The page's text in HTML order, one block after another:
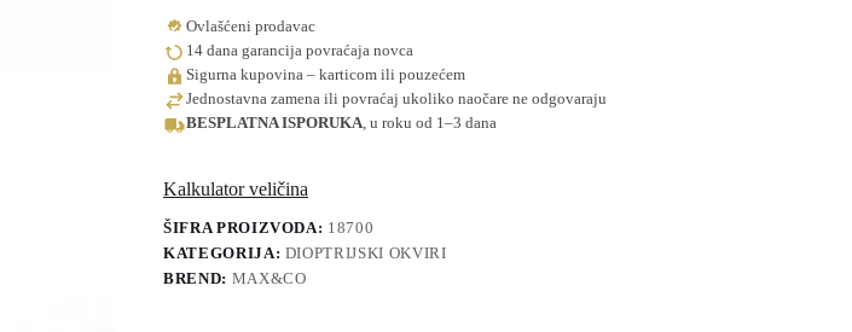
Ovlašćeni prodavac
14 dana garancija povraćaja novca
Sigurna kupovina – karticom ili pouzećem
Jednostavna zamena ili povraćaj ukoliko naočare ne odgovaraju
BESPLATNA ISPORUKA , u roku od 1–3 dana
Kalkulator veličina
ŠIFRA PROIZVODA: 18700
KATEGORIJA: DIOPTRIJSKI OKVIRI
BREND: MAX&CO